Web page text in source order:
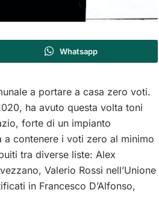
Whatsapp
a portare a casa zero voti.
ha avuto questa volta toni
forte di un impianto
contenere i voti zero al minimo
tra diverse liste: Alex
Valerio Rossi nell’Unione
in Francesco D’Alfonso,